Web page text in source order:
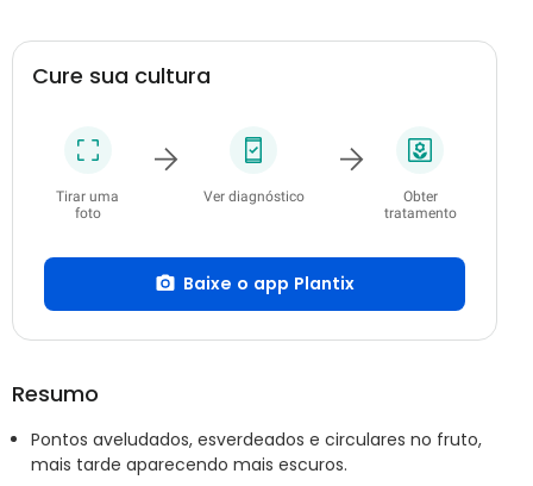
Cure sua cultura
Tirar uma
foto
Ver diagnóstico
Obter
tratamento
Baixe o app Plantix
Resumo
Pontos aveludados, esverdeados e circulares no fruto,
mais tarde aparecendo mais escuros.